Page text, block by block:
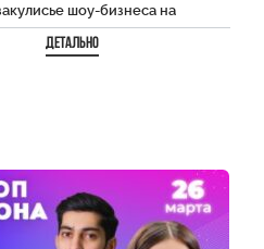
шоу-бизнеса на
Анессы Kay. Анесса покажет
большому концерту!
Детально